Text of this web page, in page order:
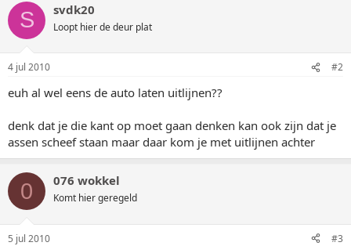
S svdk20
Loopt hier de deur plat
4 jul 2010 #2
euh al wel eens de auto laten uitlijnen??
denk dat je die kant op moet gaan denken kan ook zijn dat je
assen scheef staan maar daar kom je met uitlijnen achter
0 076 wokkel
Komt hier geregeld
5 jul 2010 #3